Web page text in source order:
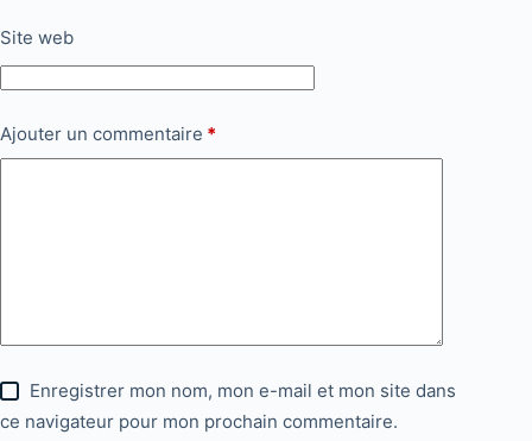
Site web
Ajouter un commentaire *
Enregistrer mon nom, mon e-mail et mon site dans
ce navigateur pour mon prochain commentaire.